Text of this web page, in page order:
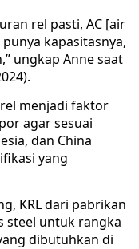
rel pasti, AC [air
kapasitasnya,
ungkap Anne saat
menjadi faktor
agar sesuai
dan China
yang
KRL dari pabrikan
steel untuk rangka
dibutuhkan di